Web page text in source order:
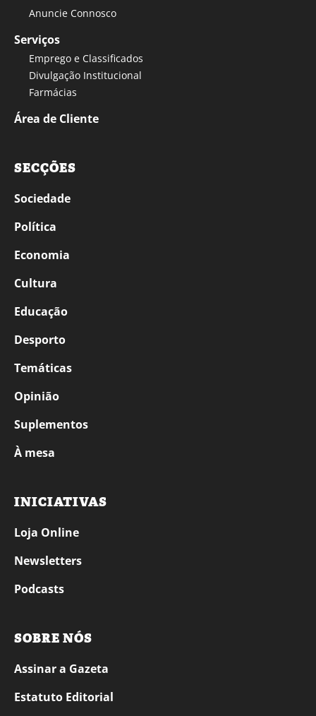
Anuncie Connosco
Serviços
Emprego e Classificados
Divulgação Institucional
Farmácias
Área de Cliente
SECÇÕES
Sociedade
Política
Economia
Cultura
Educação
Desporto
Temáticas
Opinião
Suplementos
À mesa
INICIATIVAS
Loja Online
Newsletters
Podcasts
SOBRE NÓS
Assinar a Gazeta
Estatuto Editorial